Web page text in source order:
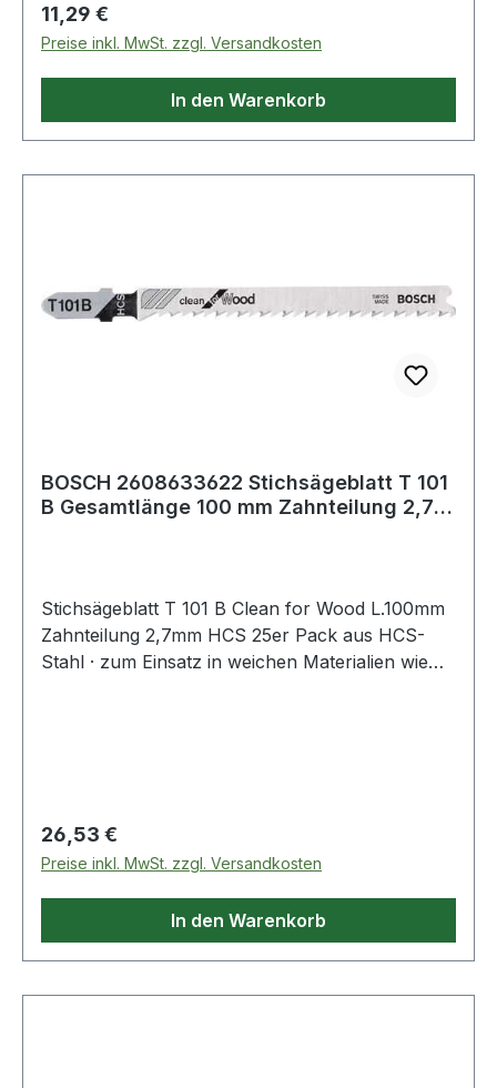
Regulärer Preis:
11,29 €
Preise inkl. MwSt. zzgl. Versandkosten
In den Warenkorb
BOSCH 2608633622 Stichsägeblatt T 101
B Gesamtlänge 100 mm Zahnteilung 2,7
Stichsägeblatt T 101 B Clean for Wood L.100mm
Zahnteilung 2,7mm HCS 25er Pack aus HCS-
Stahl · zum Einsatz in weichen Materialien wie
Regulärer Preis:
26,53 €
Preise inkl. MwSt. zzgl. Versandkosten
In den Warenkorb